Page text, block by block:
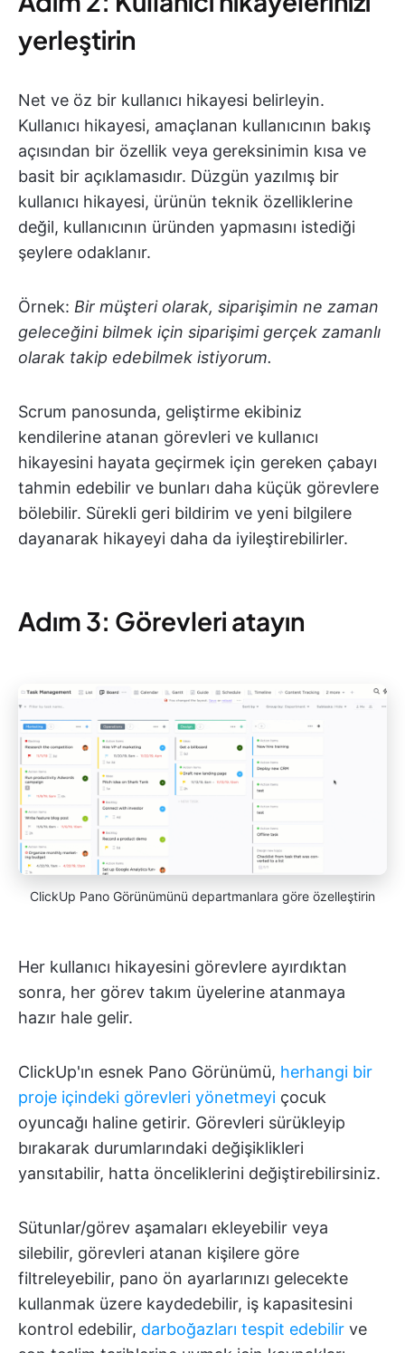
yerleştirin
Net ve öz bir kullanıcı hikayesi belirleyin.
Kullanıcı hikayesi, amaçlanan kullanıcının bakış
açısından bir özellik veya gereksinimin kısa ve
basit bir açıklamasıdır. Düzgün yazılmış bir
kullanıcı hikayesi, ürünün teknik özelliklerine
değil, kullanıcının üründen yapmasını istediği
şeylere odaklanır.
Örnek: Bir müşteri olarak, siparişimin ne zaman
geleceğini bilmek için siparişimi gerçek zamanlı
olarak takip edebilmek istiyorum.
Scrum panosunda, geliştirme ekibiniz
kendilerine atanan görevleri ve kullanıcı
hikayesini hayata geçirmek için gereken çabayı
tahmin edebilir ve bunları daha küçük görevlere
bölebilir. Sürekli geri bildirim ve yeni bilgilere
dayanarak hikayeyi daha da iyileştirebilirler.
Adım 3: Görevleri atayın
ClickUp Pano Görünümünü departmanlara göre özelleştirin
Her kullanıcı hikayesini görevlere ayırdıktan
sonra, her görev takım üyelerine atanmaya
hazır hale gelir.
ClickUp'ın esnek Pano Görünümü, herhangi bir
proje içindeki görevleri yönetmeyi çocuk
oyuncağı haline getirir. Görevleri sürükleyip
bırakarak durumlarındaki değişiklikleri
yansıtabilir, hatta önceliklerini değiştirebilirsiniz.
Sütunlar/görev aşamaları ekleyebilir veya
silebilir, görevleri atanan kişilere göre
filtreleyebilir, pano ön ayarlarınızı gelecekte
kullanmak üzere kaydedebilir, iş kapasitesini
kontrol edebilir, darboğazları tespit edebilir ve